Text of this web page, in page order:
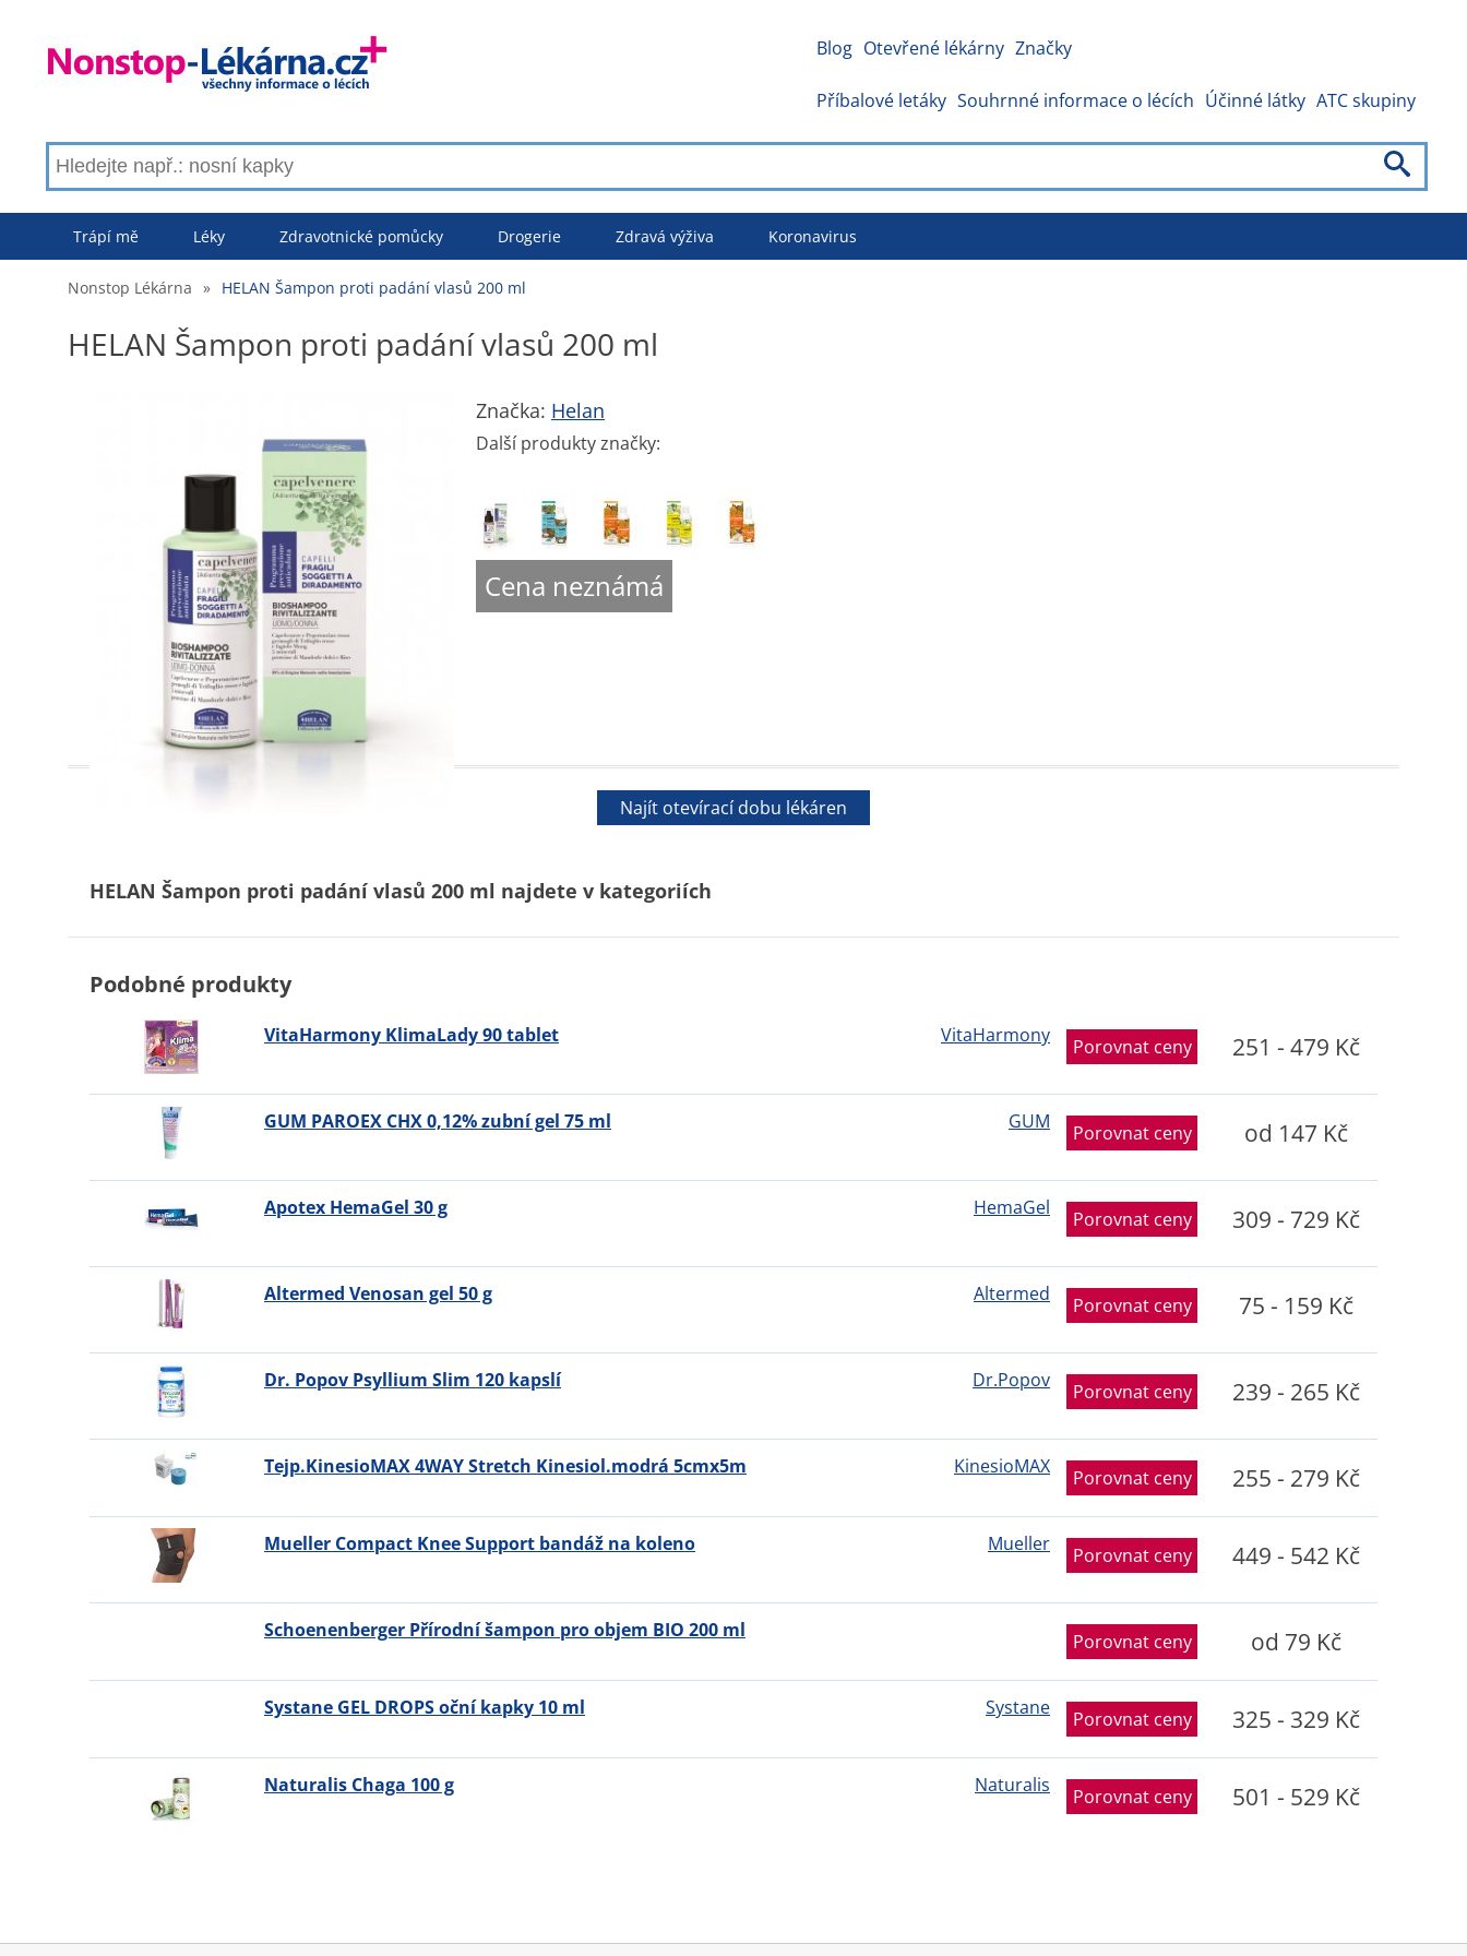
Blog Otevřené lékárny Značky
Příbalové letáky Souhrnné informace o lécích Účinné látky ATC skupiny
Trápí mě Léky Zdravotnické pomůcky Drogerie Zdravá výživa Koronavirus
Nonstop Lékárna » HELAN Šampon proti padání vlasů 200 ml
HELAN Šampon proti padání vlasů 200 ml
Značka: Helan
Další produkty značky:
Cena neznámá
Najít otevírací dobu lékáren
HELAN Šampon proti padání vlasů 200 ml najdete v kategoriích
Podobné produkty
VitaHarmony KlimaLady 90 tablet VitaHarmony Porovnat ceny 251 - 479 Kč
GUM PAROEX CHX 0,12% zubní gel 75 ml GUM Porovnat ceny od 147 Kč
Apotex HemaGel 30 g HemaGel Porovnat ceny 309 - 729 Kč
Altermed Venosan gel 50 g Altermed Porovnat ceny 75 - 159 Kč
Dr. Popov Psyllium Slim 120 kapslí Dr.Popov Porovnat ceny 239 - 265 Kč
Tejp.KinesioMAX 4WAY Stretch Kinesiol.modrá 5cmx5m KinesioMAX Porovnat ceny 255 - 279 Kč
Mueller Compact Knee Support bandáž na koleno Mueller Porovnat ceny 449 - 542 Kč
Schoenenberger Přírodní šampon pro objem BIO 200 ml Porovnat ceny od 79 Kč
Systane GEL DROPS oční kapky 10 ml Systane Porovnat ceny 325 - 329 Kč
Naturalis Chaga 100 g Naturalis Porovnat ceny 501 - 529 Kč